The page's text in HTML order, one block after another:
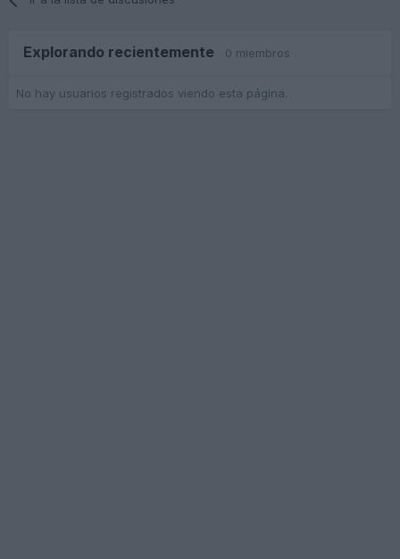
Explorando recientemente 0 miembros
No hay usuarios registrados viendo esta página.